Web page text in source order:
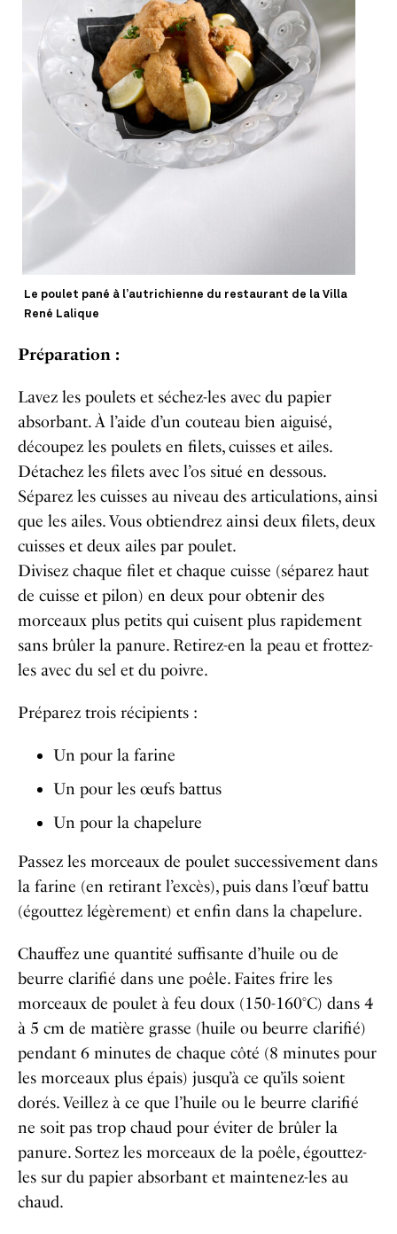
Le poulet pané à l’autrichienne du restaurant de la Villa
René Lalique
Préparation :
Lavez les poulets et séchez-les avec du papier
absorbant.À l’aide d’un couteau bien aiguisé,
découpez les poulets en filets, cuisses et ailes.
Détachez les filets avec l’os situé en dessous.
Séparez les cuisses au niveau des articulations, ainsi
que les ailes.Vous obtiendrez ainsi deux filets, deux
cuisses et deux ailes par poulet.
Divisez chaque filet et chaque cuisse (séparez haut
de cuisse et pilon) en deux pour obtenir des
morceaux plus petits qui cuisent plus rapidement
sans brûler la panure. Retirez-en la peau et frottez-
les avec du sel et du poivre.
Préparez trois récipients :
Un pour la farine
Un pour les œufs battus
Un pour la chapelure
Passez les morceaux de poulet successivement dans
la farine (en retirant l’excès), puis dans l’œuf battu
(égouttez légèrement) et enfin dans la chapelure.
Chauffez une quantité suffisante d’huile ou de
beurre clarifié dans une poêle. Faites frire les
morceaux de poulet à feu doux (150-160°C) dans 4
à 5 cm de matière grasse (huile ou beurre clarifié)
pendant 6 minutes de chaque côté (8 minutes pour
les morceaux plus épais) jusqu’à ce qu’ils soient
dorés. Veillez à ce que l’huile ou le beurre clarifié
ne soit pas trop chaud pour éviter de brûler la
panure. Sortez les morceaux de la poêle, égouttez-
les sur du papier absorbant et maintenez-les au
chaud.